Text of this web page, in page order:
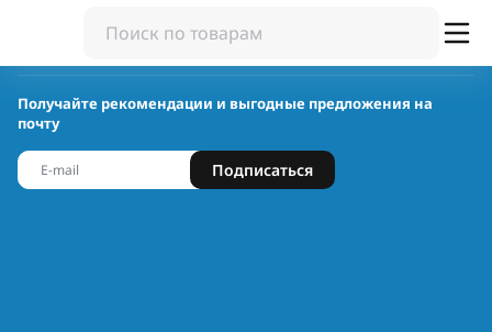
Получайте рекомендации и выгодные предложения на
почту
Подписаться